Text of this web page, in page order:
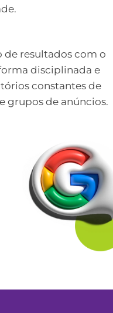
de resultados com o
disciplinada e
constantes de
grupos de anúncios.